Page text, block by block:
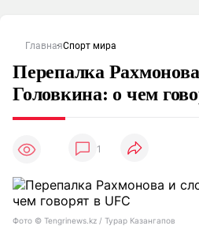
ГлавнаяСпорт мира
Перепалка
Головкина: о чем
1
Фото ©️ Tengrinews.kz / Турар Казангапов